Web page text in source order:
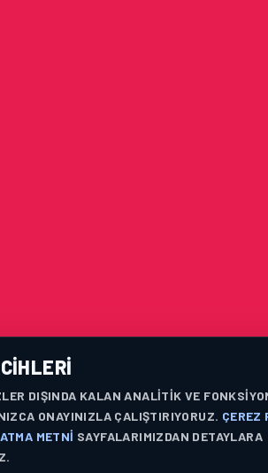
DIŞINDA KALAN ANALITIK VE
ONAYINIZLA ÇALIŞTIRIYORUZ. ÇEREZ
METNI SAYFALARIMIZDAN DETAYLARA